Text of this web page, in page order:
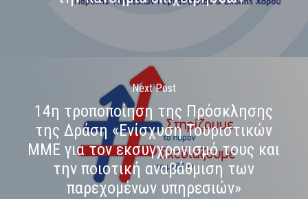
Next Post
14η τροποποίηση της Πρόσκλησης
της Δράση «Ενίσχυση Τουριστικών
ΜΜΕ για τον εκσυγχρονισμό τους και
την ποιοτική αναβάθμιση των
παρεχομένων υπηρεσιών»